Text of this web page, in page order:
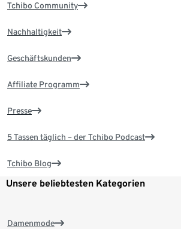
Tchibo Community
Nachhaltigkeit
Geschäftskunden
Affiliate Programm
Presse
5 Tassen täglich – der Tchibo Podcast
Tchibo Blog
Unsere beliebtesten Kategorien
Damenmode